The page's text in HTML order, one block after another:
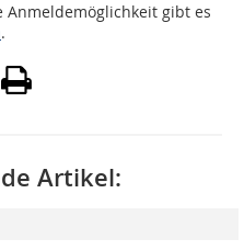
gibt es
.
Artikel: